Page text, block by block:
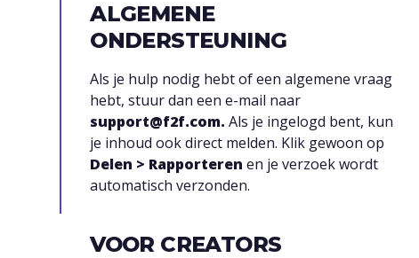
ALGEMENE
ONDERSTEUNING
Als je hulp nodig hebt of een algemene vraag
hebt, stuur dan een e-mail naar
support@f2f.com. Als je ingelogd bent, kun
je inhoud ook direct melden. Klik gewoon op
Delen > Rapporteren en je verzoek wordt
automatisch verzonden.
VOOR CREATORS